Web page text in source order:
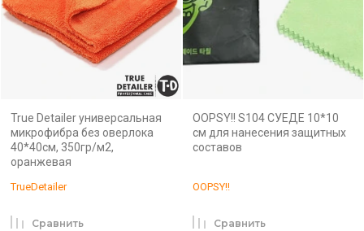
True Detailer универсальная
микрофибра без оверлока
40*40см, 350гр/м2,
оранжевая
TrueDetailer
Сравнить
OOPSY!! S104 СУЕДЕ 10*10
см для нанесения защитных
составов
OOPSY!!
Сравнить